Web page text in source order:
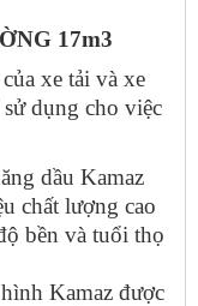
17m3
xe tải và xe
dụng cho việc
dầu Kamaz
chất lượng cao
bền và tuổi thọ
Kamaz được